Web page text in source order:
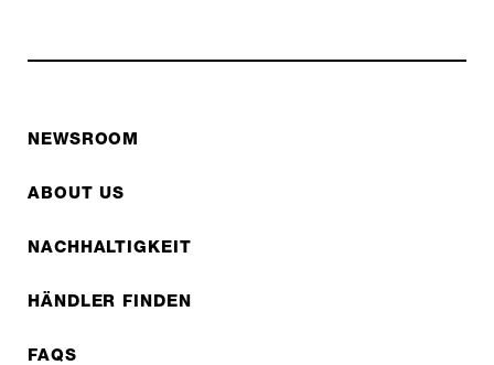
NEWSROOM
ABOUT US
NACHHALTIGKEIT
HÄNDLER FINDEN
FAQS